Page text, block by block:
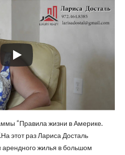
“Правила жизни в Америке.
этот раз Лариса Досталь
арендного жилья в большом